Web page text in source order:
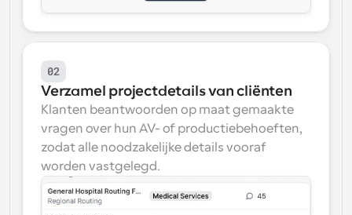
02
Verzamel projectdetails van cliënten
Klanten beantwoorden op maat gemaakte
vragen over hun AV- of productiebehoeften,
zodat alle noodzakelijke details vooraf
worden vastgelegd.